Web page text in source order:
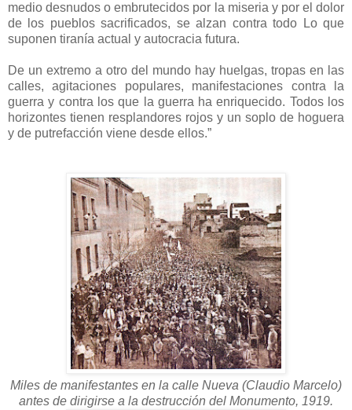
medio desnudos o embrutecidos por la miseria y por el dolor
de los pueblos sacrificados, se alzan contra todo Lo que
suponen tiranía actual y autocracia futura.
De un extremo a otro del mundo hay huelgas, tropas en las
calles, agitaciones populares, manifestaciones contra la
guerra y contra los que la guerra ha enriquecido. Todos los
horizontes tienen resplandores rojos y un soplo de hoguera
y de putrefacción viene desde ellos.”
Miles de manifestantes en la calle Nueva (Claudio Marcelo)
antes de dirigirse a la destrucción del Monumento, 1919.